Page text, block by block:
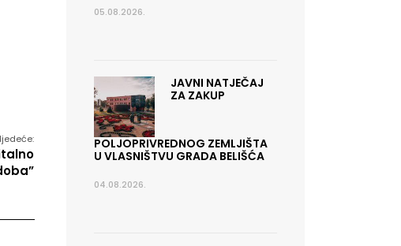
05.08.2026.
JAVNI NATJEČAJ
ZA ZAKUP
POLJOPRIVREDNOG ZEMLJIŠTA
U VLASNIŠTVU GRADA BELIŠĆA
04.08.2026.